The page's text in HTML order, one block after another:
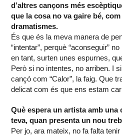
d’altres cançons més
que la cosa no va gaire bé,
dramatismes.
És que és la meva manera de
“intentar”, perquè “aconseguir”
en tant, surten unes espurnes,
Però si no intentes, no arriben. I
cançó com “Calor”, la faig. Que
delicat com és que ens estam
Què espera un artista amb
teva, quan presenta un nou
Per jo, ara mateix, no fa falta